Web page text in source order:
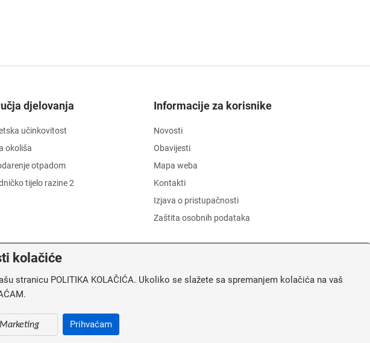
djelovanja
učinkovitost
okoliša
otpadom
tijelo razine 2
Informacije za korisnike
Novosti
Obavijesti
Mapa weba
Kontakti
Izjava o pristupačnosti
Zaštita osobnih podataka
kolačiće
stranicu POLITIKA KOLAČIĆA. Ukoliko se slažete sa spremanjem kolačića na vaš
Marketing Prihvaćam